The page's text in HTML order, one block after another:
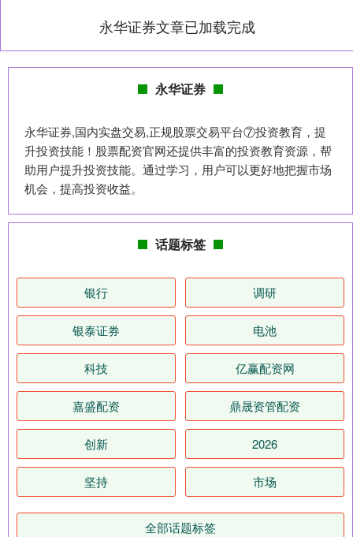
永华证券文章已加载完成
永华证券
永华证券,国内实盘交易,正规股票交易平台⑦投资教育，提
升投资技能！股票配资官网还提供丰富的投资教育资源，帮
助用户提升投资技能。通过学习，用户可以更好地把握市场
机会，提高投资收益。
话题标签
银行 调研
银泰证券 电池
科技 亿赢配资网
嘉盛配资 鼎晟资管配资
创新 2026
坚持 市场
全部话题标签